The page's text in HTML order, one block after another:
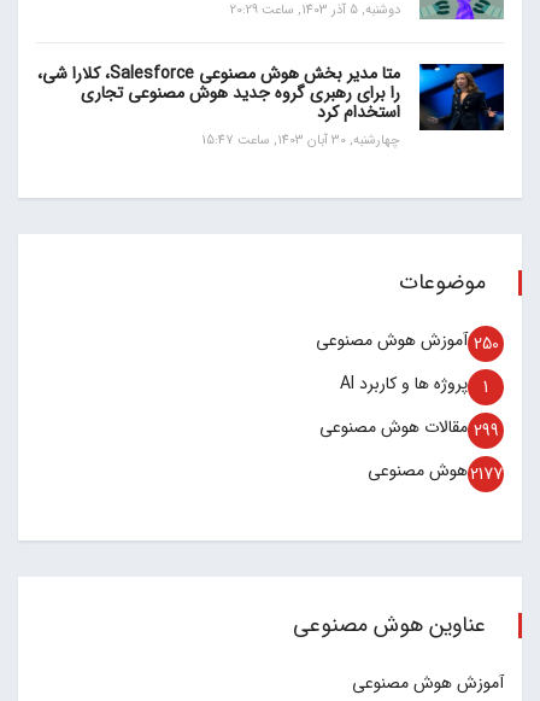
دوشنبه, 5 آذر 1403, ساعت 20:29
متا مدیر بخش هوش مصنوعی Salesforce، کلارا شی،
را برای رهبری گروه جدید هوش مصنوعی تجاری
استخدام کرد
چهارشنبه, 30 آبان 1403, ساعت 15:47
موضوعات
آموزش هوش مصنوعی 250
پروژه ها و کاربرد AI 1
مقالات هوش مصنوعی 299
هوش مصنوعی2177
عناوین هوش مصنوعی
آموزش هوش مصنوعی